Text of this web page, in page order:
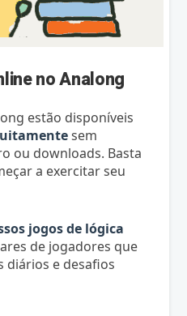
no Analong
estão disponíveis
sem
ou downloads. Basta
a exercitar seu
jogos de lógica
de jogadores que
diários e desafios